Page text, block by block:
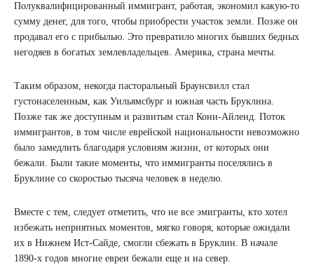
Полуквалифицированный иммигрант, работая, экономил какую-то
сумму денег, для того, чтобы приобрести участок земли. Позже он
продавал его с прибылью. Это превратило многих бывших бедных
негодяев в богатых землевладельцев. Америка, страна мечты.
Таким образом, некогда пасторальный Браунсвилл стал
густонаселенным, как Уильямсбург и южная часть Бруклина.
Позже так же доступным и развитым стал Кони-Айленд. Поток
иммигрантов, в том числе еврейской национальности невозможно
было замедлить благодаря условиям жизни, от которых они
бежали. Были такие моменты, что иммигранты поселялись в
Бруклине со скоростью тысяча человек в неделю.
Вместе с тем, следует отметить, что не все эмигранты, кто хотел
избежать неприятных моментов, мягко говоря, которые ожидали
их в Нижнем Ист-Сайде, смогли сбежать в Бруклин. В начале
1890-х годов многие евреи бежали еще и на север.